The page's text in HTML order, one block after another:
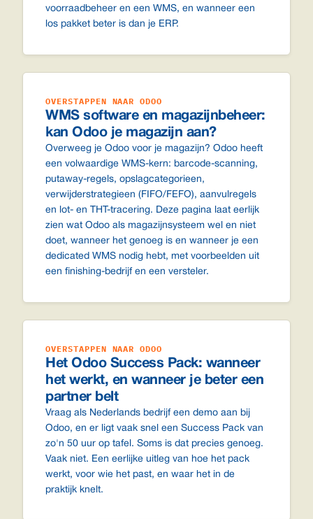
voorraadbeheer en een WMS, en wanneer een
los pakket beter is dan je ERP.
OVERSTAPPEN NAAR ODOO
WMS software en magazijnbeheer:
kan Odoo je magazijn aan?
Overweeg je Odoo voor je magazijn? Odoo heeft
een volwaardige WMS-kern: barcode-scanning,
putaway-regels, opslagcategorieen,
verwijderstrategieen (FIFO/FEFO), aanvulregels
en lot- en THT-tracering. Deze pagina laat eerlijk
zien wat Odoo als magazijnsysteem wel en niet
doet, wanneer het genoeg is en wanneer je een
dedicated WMS nodig hebt, met voorbeelden uit
een finishing-bedrijf en een versteler.
OVERSTAPPEN NAAR ODOO
Het Odoo Success Pack: wanneer
het werkt, en wanneer je beter een
partner belt
Vraag als Nederlands bedrijf een demo aan bij
Odoo, en er ligt vaak snel een Success Pack van
zo'n 50 uur op tafel. Soms is dat precies genoeg.
Vaak niet. Een eerlijke uitleg van hoe het pack
werkt, voor wie het past, en waar het in de
praktijk knelt.